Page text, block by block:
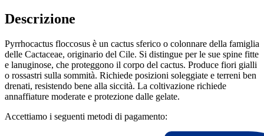
Descrizione
Pyrrhocactus floccosus è un cactus sferico o colonnare della famiglia
delle Cactaceae, originario del Cile. Si distingue per le sue spine fitte
e lanuginose, che proteggono il corpo del cactus. Produce fiori gialli
o rossastri sulla sommità. Richiede posizioni soleggiate e terreni ben
drenati, resistendo bene alla siccità. La coltivazione richiede
annaffiature moderate e protezione dalle gelate.
Accettiamo i seguenti metodi di pagamento: